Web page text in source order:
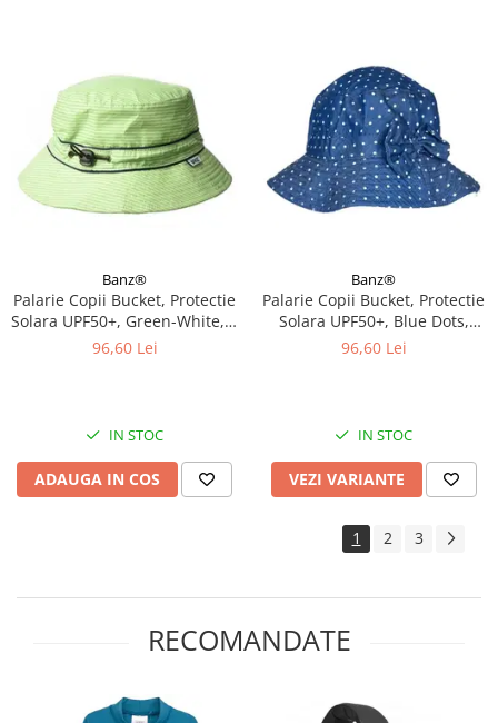
Banz®
Palarie Copii Bucket, Protectie
Solara UPF50+, Green-White, 2
- 4 ani
96,60 Lei
IN STOC
ADAUGA IN COS
Banz®
Palarie Copii Bucket, Protectie
Solara UPF50+, Blue Dots,
Diverse marimi
96,60 Lei
IN STOC
VEZI VARIANTE
1 2 3
RECOMANDATE